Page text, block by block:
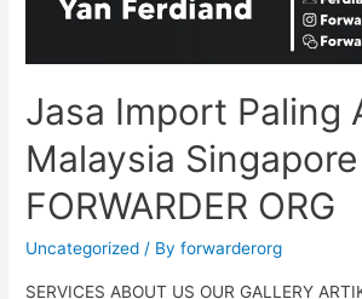
Jasa Import Paling
Malaysia Singapore |
FORWARDER ORG
Uncategorized / Byforwarderorg
SERVICES ABOUT US OUR GALLERY